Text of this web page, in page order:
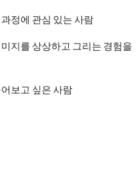
정에 관심 있는 사람
지를 상상하고 그리는 경험을
보고 싶은 사람